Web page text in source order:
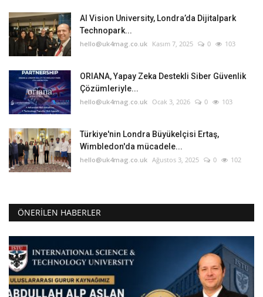
AI Vision University, Londra’da Dijitalpark
Technopark...
hello@uk4mag.co.uk Kasım 7, 2025 0 103
ORIANA, Yapay Zeka Destekli Siber Güvenlik
Çözümleriyle...
hello@uk4mag.co.uk Ocak 3, 2026 0 103
Türkiye'nin Londra Büyükelçisi Ertaş,
Wimbledon'da mücadele...
hello@uk4mag.co.uk Ağustos 3, 2025 0 102
ÖNERILEN HABERLER